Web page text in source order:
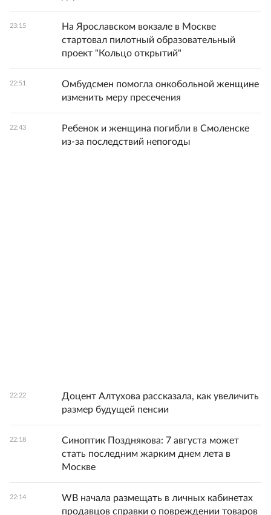
23:15
На Ярославском вокзале в Москве
стартовал пилотный образовательный
проект "Кольцо открытий"
22:51
Омбудсмен помогла онкобольной женщине
изменить меру пресечения
22:43
Ребенок и женщина погибли в Смоленске
из-за последствий непогоды
22:22
Доцент Алтухова рассказала, как увеличить
размер будущей пенсии
22:18
Синоптик Позднякова: 7 августа может
стать последним жарким днем лета в
Москве
22:14
WB начала размещать в личных кабинетах
продавцов справки о повреждении товаров